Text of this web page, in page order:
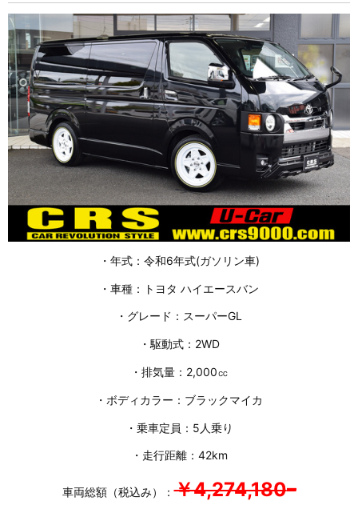
・年式：令和6年式(ガソリン車)
・車種：トヨタ ハイエースバン
・グレード：スーパーGL
・駆動式：2WD
・排気量：2,000㏄
・ボディカラー：ブラックマイカ
・乗車定員：5人乗り
・走行距離：42km
車両総額（税込み）：￥4,274,180–